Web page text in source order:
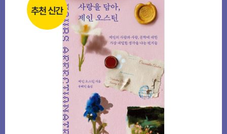
추천 신간